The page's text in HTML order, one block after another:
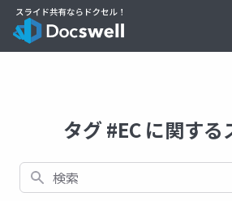
タグ #EC に関する
検索